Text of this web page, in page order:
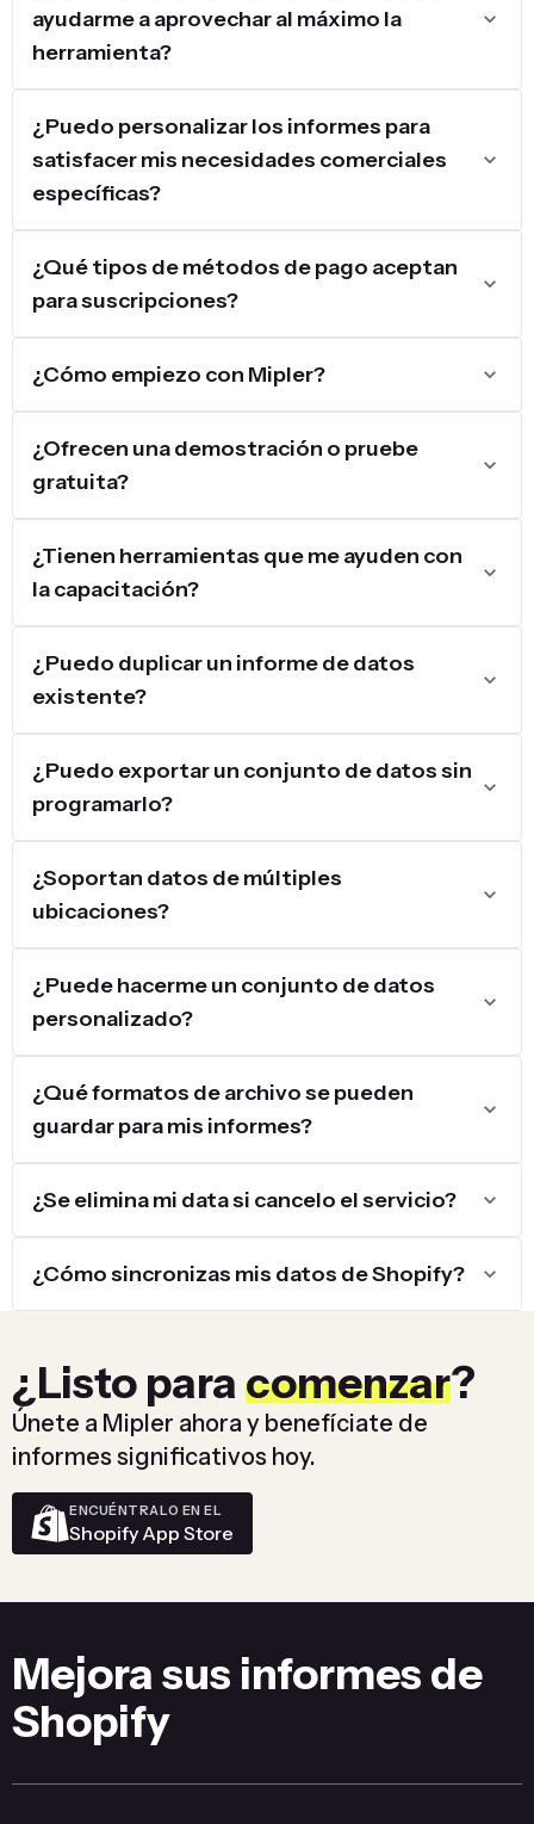
ayudarme a aprovechar al máximo la
herramienta?
¿Puedo personalizar los informes para
satisfacer mis necesidades comerciales
específicas?
¿Qué tipos de métodos de pago aceptan
para suscripciones?
¿Cómo empiezo con Mipler?
¿Ofrecen una demostración o pruebe
gratuita?
¿Tienen herramientas que me ayuden con
la capacitación?
¿Puedo duplicar un informe de datos
existente?
¿Puedo exportar un conjunto de datos sin
programarlo?
¿Soportan datos de múltiples
ubicaciones?
¿Puede hacerme un conjunto de datos
personalizado?
¿Qué formatos de archivo se pueden
guardar para mis informes?
¿Se elimina mi data si cancelo el servicio?
¿Cómo sincronizas mis datos de Shopify?
¿Listo para comenzar?
Únete a Mipler ahora y benefíciate de
informes significativos hoy.
ENCUÉNTRALO EN EL
Shopify App Store
Mejora sus informes de
Shopify